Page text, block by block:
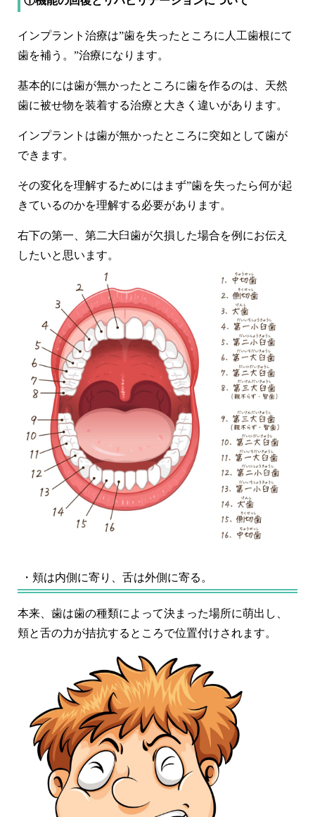
インプラント治療は”歯を失ったところに人工歯根にて
歯を補う。”治療になります。
基本的には歯が無かったところに歯を作るのは、天然
歯に被せ物を装着する治療と大きく違いがあります。
インプラントは歯が無かったところに突如として歯が
できます。
その変化を理解するためにはまず”歯を失ったら何が起
きているのかを理解する必要があります。
右下の第一、第二大臼歯が欠損した場合を例にお伝え
したいと思います。
・頬は内側に寄り、舌は外側に寄る。
本来、歯は歯の種類によって決まった場所に萌出し、
頬と舌の力が拮抗するところで位置付けされます。